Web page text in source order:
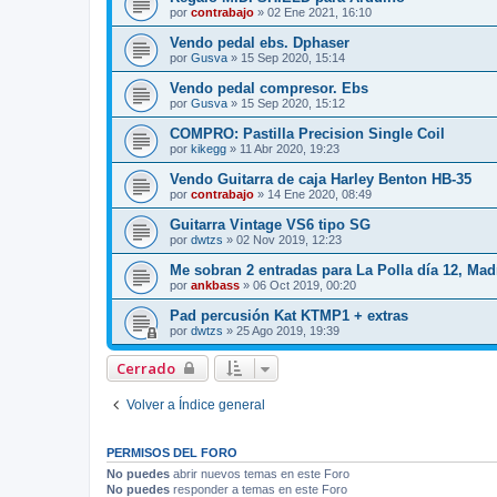
por contrabajo » 02 Ene 2021, 16:10
Vendo pedal ebs. Dphaser
por Gusva » 15 Sep 2020, 15:14
Vendo pedal compresor. Ebs
por Gusva » 15 Sep 2020, 15:12
COMPRO: Pastilla Precision Single Coil
por kikegg » 11 Abr 2020, 19:23
Vendo Guitarra de caja Harley Benton HB-35
por contrabajo » 14 Ene 2020, 08:49
Guitarra Vintage VS6 tipo SG
por dwtzs » 02 Nov 2019, 12:23
Me sobran 2 entradas para La Polla día 12,
por ankbass » 06 Oct 2019, 00:20
Pad percusión Kat KTMP1 + extras
por dwtzs » 25 Ago 2019, 19:39
Cerrado
Volver a Índice general
PERMISOS DEL FORO
No puedes abrir nuevos temas en este Foro
No puedes responder a temas en este Foro